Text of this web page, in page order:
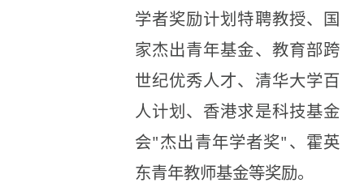
学者奖励计划特聘教授、国
家杰出青年基金、教育部跨
世纪优秀人才、清华大学百
人计划、香港求是科技基金
会"杰出青年学者奖"、霍英
东青年教师基金等奖励。